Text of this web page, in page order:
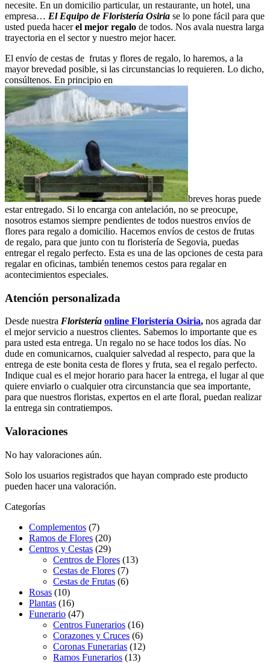
necesite. En un domicilio particular, un restaurante, un hotel, una
empresa… El Equipo de Floristería Osiria se lo pone fácil para que
usted pueda hacerel mejor regalo de todos. Nos avala nuestra larga
trayectoria en el sector y nuestro mejor hacer.
El envío de cestas de frutas y flores de regalo, lo haremos, a la
mayor brevedad posible, si las circunstancias lo requieren. Lo dicho,
consúltenos. En principio en
breves horas puede
estar entregado. Si lo encarga con antelación, no se preocupe,
nosotros estamos siempre pendientes de todos nuestros envíos de
flores para regalo a domicilio. Hacemos envíos de cestos de frutas
de regalo, para que junto con tu floristería de Segovia, puedas
entregar el regalo perfecto. Esta es una de las opciones de cesta para
regalar en oficinas, también tenemos cestos para regalar en
acontecimientos especiales.
Atención personalizada
Desde nuestra Floristería online Floristería Osiria, nos agrada dar
el mejor servicio a nuestros clientes. Sabemos lo importante que es
para usted esta entrega. Un regalo no se hace todos los días. No
dude en comunicarnos, cualquier salvedad al respecto, para que la
entrega de este bonita cesta de flores y fruta, sea el regalo perfecto.
Indique cual es el mejor horario para hacer la entrega, el lugar al que
quiere enviarlo o cualquier otra circunstancia que sea importante,
para que nuestros floristas, expertos en el arte floral, puedan realizar
la entrega sin contratiempos.
Valoraciones
No hay valoraciones aún.
Solo los usuarios registrados que hayan comprado este producto
pueden hacer una valoración.
Categorías
Complementos (7)
Ramos de Flores (20)
Centros y Cestas (29)
Centros de Flores (13)
Cestas de Flores (7)
Cestas de Frutas (6)
Rosas (10)
Plantas (16)
Funerario (47)
Centros Funerarios (16)
Corazones y Cruces (6)
Coronas Funerarias (12)
Ramos Funerarios (13)